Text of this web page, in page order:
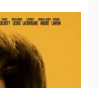
Les
3 p'tits
cochons